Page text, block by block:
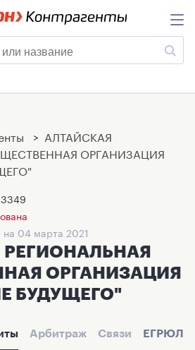
> АЛТАЙСКАЯ
ОРГАНИЗАЦИЯ
на 04 марта 2021
ОРГАНИЗАЦИЯ
БУДУЩЕГО"
Арбитраж Связи ЕГРЮЛ